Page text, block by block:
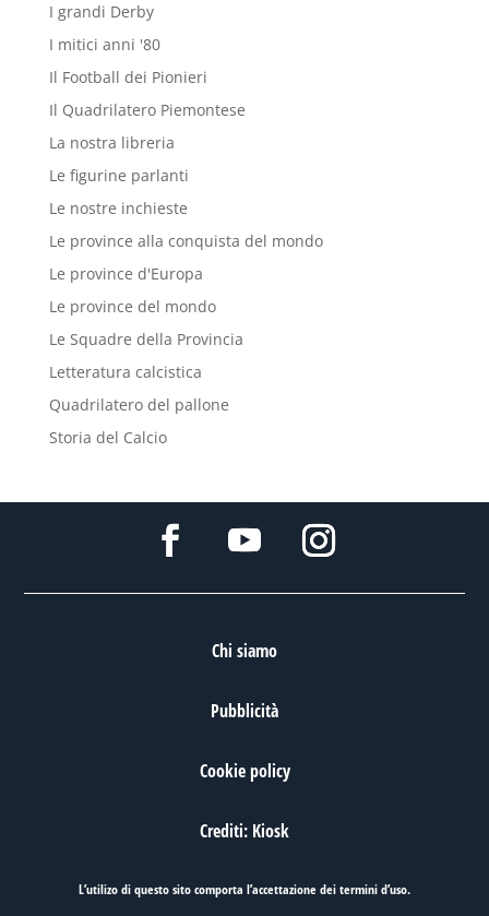
I grandi Derby
I mitici anni '80
Il Football dei Pionieri
Il Quadrilatero Piemontese
La nostra libreria
Le figurine parlanti
Le nostre inchieste
Le province alla conquista del mondo
Le province d'Europa
Le province del mondo
Le Squadre della Provincia
Letteratura calcistica
Quadrilatero del pallone
Storia del Calcio
Chi siamo
Pubblicità
Cookie policy
Crediti: Kiosk
L’utilizo di questo sito comporta l’accettazione deitermini d’uso.